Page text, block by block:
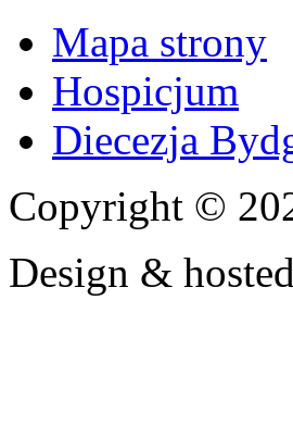
Mapa strony
Hospicjum
Diecezja
Copyright ©
Design &